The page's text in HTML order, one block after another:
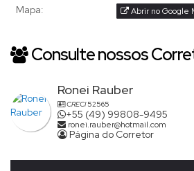
Mapa: Abrir no Google
Consulte nossos
Ronei Rauber
CRECI52565
+55 (49) 99808-9495
ronei.rauber@hotmail.com
Página do Corretor